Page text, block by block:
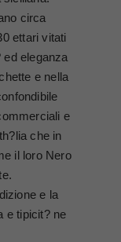
circa
ettari vitati
eleganza
e nella
e
che in
il loro Nero
e la
e tipicit? ne